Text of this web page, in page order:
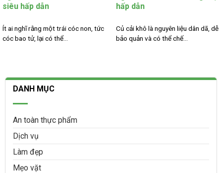
siêu hấp dẫn
Ít ai nghĩ rằng một trái cóc non, tức
cóc bao tử, lại có thể...
hấp dẫn
Củ cải khô là nguyên liệu dân dã, dễ
bảo quản và có thể chế...
DANH MỤC
An toàn thực phẩm
Dịch vụ
Làm đẹp
Mẹo vặt